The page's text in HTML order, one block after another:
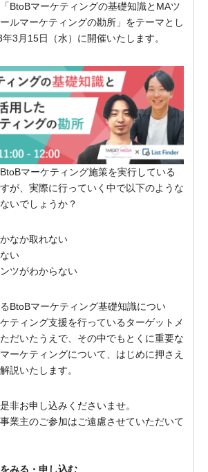
BtoBマーケティングの基礎知識とMAツ
ルマーケティングの勘所」をテーマとし
3月15日（水）に開催いたします。
マーケティング施策を実行している
が、実際に行っていく中で以下のような
いでしょうか？
なか取れない
い
ツがわからない
BtoBマーケティング基礎知識につい
ティング支援を行っているターゲットメ
だいたうえで、その中でもとくに重要な
ーケティングについて、はじめに押さえ
説いたします。
非お申し込みくださいませ。
業主のご参加はご遠慮させていただいて
みる・申し込む